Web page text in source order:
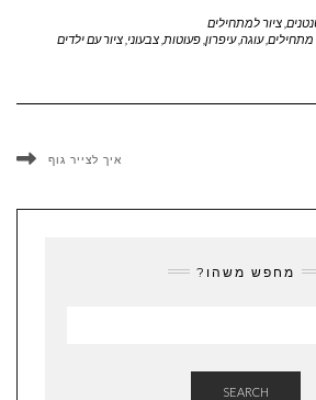
, ציור למתחילים
מתחילים,עוגה,עיפרון, פעוטות צבעוני ציור עם ילדים
איך לצייר גוף
מחפש משהו?
SEARCH